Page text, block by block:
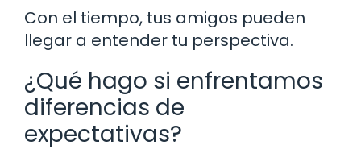
Con el tiempo, tus amigos pueden
llegar a entender tu perspectiva.
¿Qué hago si enfrentamos
diferencias de
expectativas?